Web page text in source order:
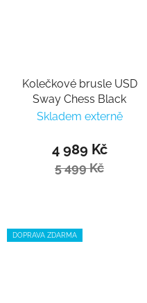
Kolečkové brusle USD
Sway Chess Black
Skladem externě
4 989 Kč
5 499 Kč
DOPRAVA ZDARMA